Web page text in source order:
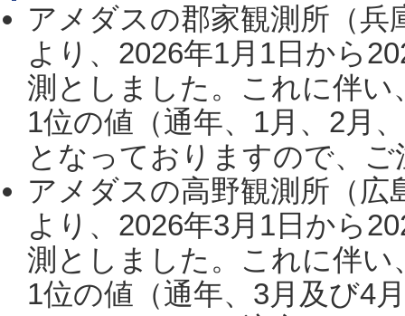
アメダスの郡家観測所（
より、2026年1月1日から
測としました。これに伴い
1位の値（通年、1月、2月
となっておりますので、
アメダスの高野観測所（
より、2026年3月1日から
測としました。これに伴い
1位の値（通年、3月及び4